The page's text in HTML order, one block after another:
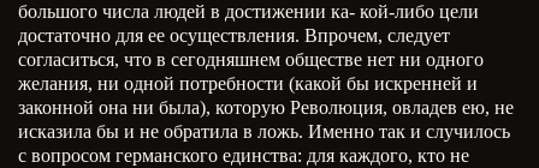
большого числа людей в достижении ка- кой-либо цели
достаточно для ее осуществления. Впрочем, следует
согласиться, что в сегодняшнем обществе нет ни одного
желания, ни одной потребности (какой бы искренней и
законной она ни была), которую Революция, овладев ею, не
исказила бы и не обратила в ложь. Именно так и случилось
с вопросом германского единства: для каждого, кто не